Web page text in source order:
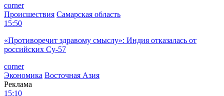
corner
Происшествия Самарская область
15:50
«Противоречит здравому смыслу»: Индия отказалась от
российских Су-57
corner
Экономика Восточная Азия
Реклама
15:10